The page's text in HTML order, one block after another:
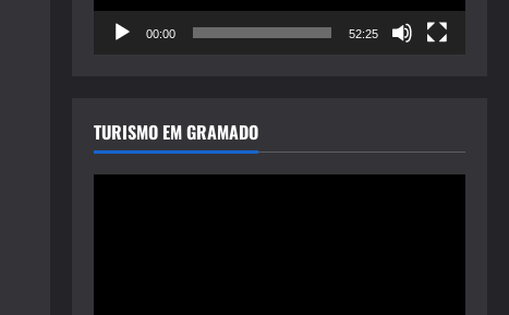
00:00 52:25
TURISMO EM GRAMADO